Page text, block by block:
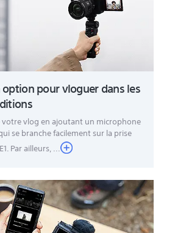
pour vloguer dans les
vlog en ajoutant un microphone
se branche facilement sur la prise
Par ailleurs, ...